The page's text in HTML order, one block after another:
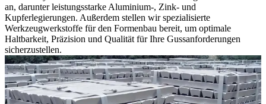
an, darunter leistungsstarke Aluminium-, Zink- und
Kupferlegierungen. Außerdem stellen wir spezialisierte
Werkzeugwerkstoffe für den Formenbau bereit, um optimale
Haltbarkeit, Präzision und Qualität für Ihre Gussanforderungen
sicherzustellen.